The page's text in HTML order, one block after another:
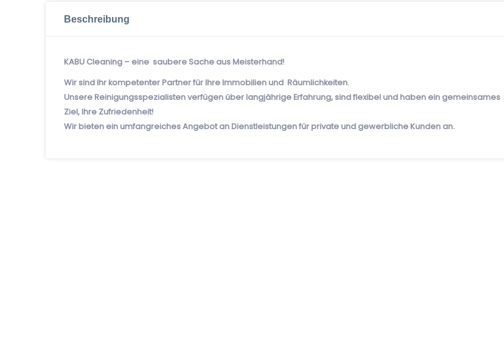
Beschreibung
KABU Cleaning – eine saubere Sache aus Meisterhand!
Wir sind Ihr kompetenter Partner für Ihre Immobilien und Räumlichkeiten.
Unsere Reinigungsspezialisten verfügen über langjährige Erfahrung, sind flexibel und haben ein gemeinsames
Ziel, Ihre Zufriedenheit!
Wir bieten ein umfangreiches Angebot an Dienstleistungen für private und gewerbliche Kunden an.